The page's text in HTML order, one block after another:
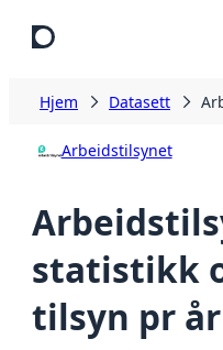
Hjem Datasett
Arbeidstilsynet
statistikk
tilsyn pr år